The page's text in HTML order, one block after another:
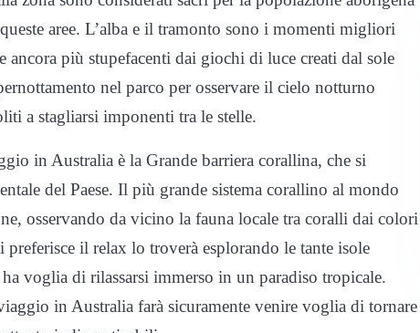
aree. L’alba e il tramonto sono i momenti migliori
ancora più stupefacenti dai giochi di luce creati dal sole
nel parco per osservare il cielo notturno
a stagliarsi imponenti tra le stelle.
in Australia è la Grande barriera corallina, che si
del Paese. Il più grande sistema corallino al mondo
osservando da vicino la fauna locale tra coralli dai colori
il relax lo troverà esplorando le tante isole
voglia di rilassarsi immerso in un paradiso tropicale.
in Australia farà sicuramente venire voglia di tornare